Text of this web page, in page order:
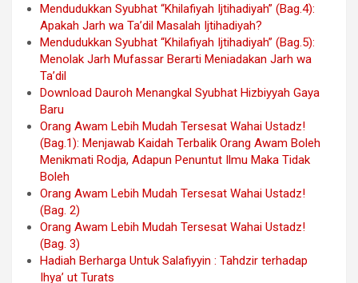
Mendudukkan Syubhat “Khilafiyah Ijtihadiyah” (Bag.4):
Apakah Jarh wa Ta’dil Masalah Ijtihadiyah?
Mendudukkan Syubhat “Khilafiyah Ijtihadiyah” (Bag.5):
Menolak Jarh Mufassar Berarti Meniadakan Jarh wa
Ta’dil
Download Dauroh Menangkal Syubhat Hizbiyyah Gaya
Baru
Orang Awam Lebih Mudah Tersesat Wahai Ustadz!
(Bag.1): Menjawab Kaidah Terbalik Orang Awam Boleh
Menikmati Rodja, Adapun Penuntut Ilmu Maka Tidak
Boleh
Orang Awam Lebih Mudah Tersesat Wahai Ustadz!
(Bag. 2)
Orang Awam Lebih Mudah Tersesat Wahai Ustadz!
(Bag. 3)
Hadiah Berharga Untuk Salafiyyin : Tahdzir terhadap
Ihya’ ut Turats